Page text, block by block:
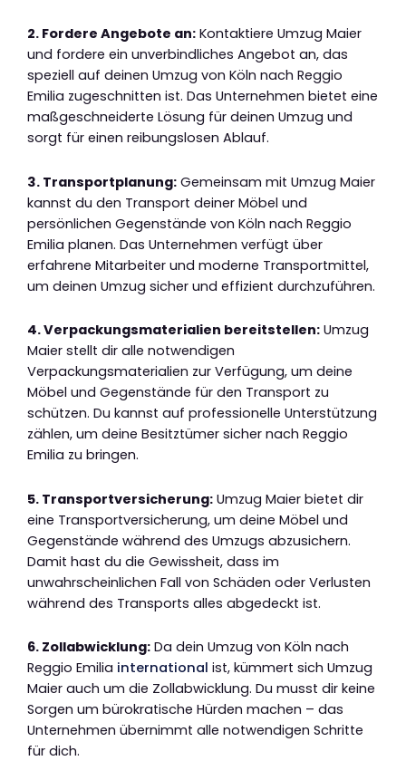
2. Fordere Angebote an: Kontaktiere Umzug Maier
und fordere ein unverbindliches Angebot an, das
speziell auf deinen Umzug von Köln nach Reggio
Emilia zugeschnitten ist. Das Unternehmen bietet eine
maßgeschneiderte Lösung für deinen Umzug und
sorgt für einen reibungslosen Ablauf.
3. Transportplanung: Gemeinsam mit Umzug Maier
kannst du den Transport deiner Möbel und
persönlichen Gegenstände von Köln nach Reggio
Emilia planen. Das Unternehmen verfügt über
erfahrene Mitarbeiter und moderne Transportmittel,
um deinen Umzug sicher und effizient durchzuführen.
4. Verpackungsmaterialien bereitstellen: Umzug
Maier stellt dir alle notwendigen
Verpackungsmaterialien zur Verfügung, um deine
Möbel und Gegenstände für den Transport zu
schützen. Du kannst auf professionelle Unterstützung
zählen, um deine Besitztümer sicher nach Reggio
Emilia zu bringen.
5. Transportversicherung: Umzug Maier bietet dir
eine Transportversicherung, um deine Möbel und
Gegenstände während des Umzugs abzusichern.
Damit hast du die Gewissheit, dass im
unwahrscheinlichen Fall von Schäden oder Verlusten
während des Transports alles abgedeckt ist.
6. Zollabwicklung: Da dein Umzug von Köln nach
Reggio Emilia international ist, kümmert sich Umzug
Maier auch um die Zollabwicklung. Du musst dir keine
Sorgen um bürokratische Hürden machen – das
Unternehmen übernimmt alle notwendigen Schritte
für dich.